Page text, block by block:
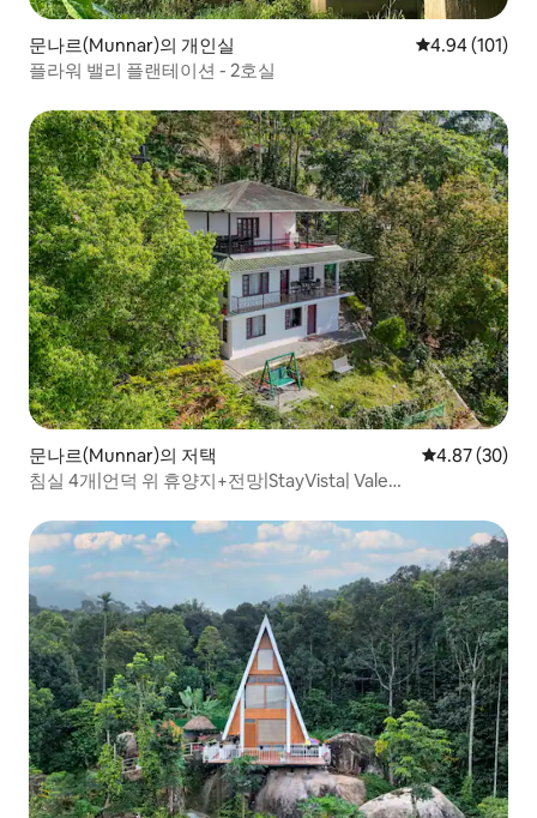
문나르(Munnar)의 개인실 평점 4.94점(5
4.94 (101)
플라워 밸리 플랜테이션 - 2호실
문나르(Munnar)의 저택 평점 4.87점(5
4.87 (30)
침실 4개|언덕 위 휴양지+전망|StayVista| Vale